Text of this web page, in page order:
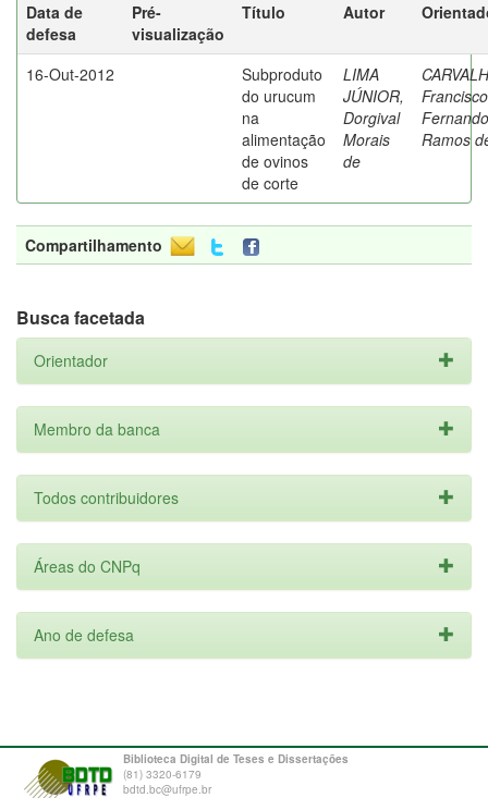
Data de
defesa
Pré-
visualização
Título Autor
16-Out-2012
Subproduto
do urucum
na
alimentação
de ovinos
de corte
LIMA
JÚNIOR,
Dorgival
Morais
de
Francisco
Fernando
Ramos
Compartilhamento
Busca facetada
Orientador
Membro da banca
Todos contribuidores
Áreas do CNPq
Ano de defesa
Biblioteca Digital de Teses e Dissertações
(81) 3320-6179
bdtd.bc@ufrpe.br